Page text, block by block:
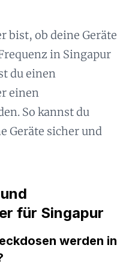
bist, ob deine Geräte
in Singapur
du einen
einen
So kannst du
Geräte sicher und
für Singapur
werden in